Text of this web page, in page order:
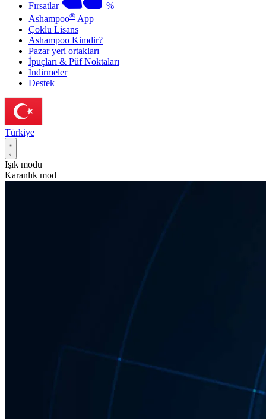
Fırsatlar
%
Ashampoo® App
Çoklu Lisans
Ashampoo Kimdir?
Pazar yeri ortakları
İpuçları & Püf Noktaları
İndirmeler
Destek
Türkiye
Işık modu
Karanlık mod